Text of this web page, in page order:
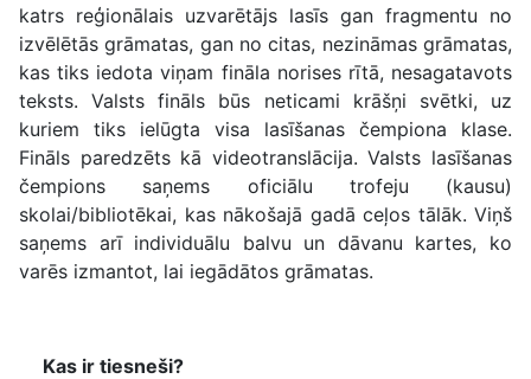
katrs reģionālais uzvarētājs lasīs gan fragmentu no
izvēlētās grāmatas, gan no citas, nezināmas grāmatas,
kas tiks iedota viņam fināla norises rītā, nesagatavots
teksts. Valsts fināls būs neticami krāšņi svētki, uz
kuriem tiks ielūgta visa lasīšanas čempiona klase.
Fināls paredzēts kā videotranslācija. Valsts lasīšanas
čempions saņems oficiālu trofeju (kausu)
skolai/bibliotēkai, kas nākošajā gadā ceļos tālāk. Viņš
saņems arī individuālu balvu un dāvanu kartes, ko
varēs izmantot, lai iegādātos grāmatas.
Kas ir tiesneši?